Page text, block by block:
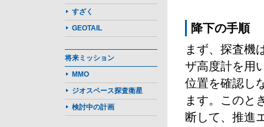
降下の手順
まず、探査機
ザ高度計を用
位置を確認し
ます。このと
断して、推進
すざく
GEOTAIL
将来ミッション
MMO
ジオスペース探査衛星
検討中の計画